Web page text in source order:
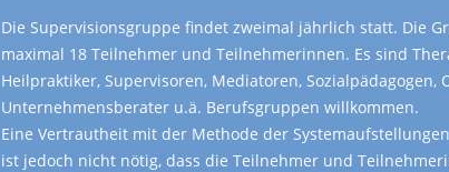
Die Supervisionsgruppe findet zweimal jährlich statt. Die
maximal 18 Teilnehmer und Teilnehmerinnen. Es sind
Heilpraktiker, Supervisoren, Mediatoren, Sozialpädagogen,
Unternehmensberater u.ä. Berufsgruppen willkommen.
Eine Vertrautheit mit der Methode der
ist jedoch nicht nötig, dass die Teilnehmer und